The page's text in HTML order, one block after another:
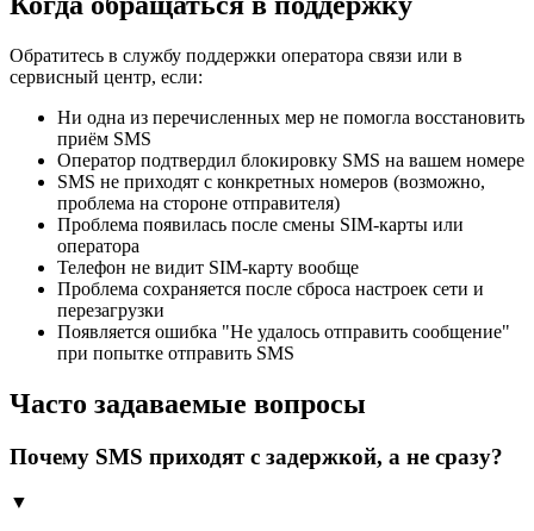
Обратитесь в службу поддержки оператора связи или в
сервисный центр, если:
Ни одна из перечисленных мер не помогла восстановить
приём SMS
Оператор подтвердил блокировку SMS на вашем номере
SMS не приходят с конкретных номеров (возможно,
проблема на стороне отправителя)
Проблема появилась после смены SIM-карты или
оператора
Телефон не видит SIM-карту вообще
Проблема сохраняется после сброса настроек сети и
перезагрузки
Появляется ошибка "Не удалось отправить сообщение"
при попытке отправить SMS
Часто задаваемые вопросы
Почему SMS приходят с задержкой, а не сразу?
▼